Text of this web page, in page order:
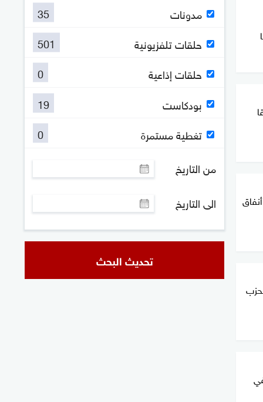
مدونات
35
حلقات تلفزيونية
501
حلقات إذاعية
0
بودكاست
19
تغطية مستمرة
0
من التاريخ
الى التاريخ
تحديث البحث